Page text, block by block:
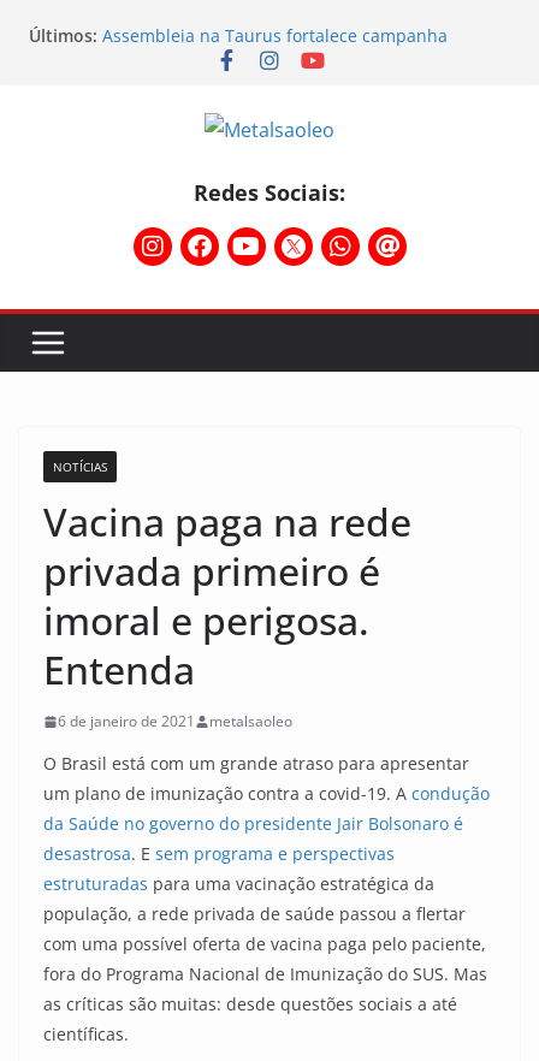
Últimos: Assembleia na Taurus fortalece campanha
salarial e mostra a força da categoria que exige
Nota de repúdio
Conselho Diretivo da CNM/CUT debate indústria e
Temporal destelha Ginásio Bigornão
Assembleia na Taurus – Campanha salarial
2026/2027
Redes Sociais:
NOTÍCIAS
Vacina paga na rede
privada primeiro é
imoral e perigosa.
Entenda
6 de janeiro de 2021 metalsaoleo
O Brasil está com um grande atraso para apresentar
um plano de imunização contra a covid-19. A condução
da Saúde no governo do presidente Jair Bolsonaro é
desastrosa. E sem programa e perspectivas
estruturadas para uma vacinação estratégica da
população, a rede privada de saúde passou a flertar
com uma possível oferta de vacina paga pelo paciente,
fora do Programa Nacional de Imunização do SUS. Mas
as críticas são muitas: desde questões sociais a até
científicas.